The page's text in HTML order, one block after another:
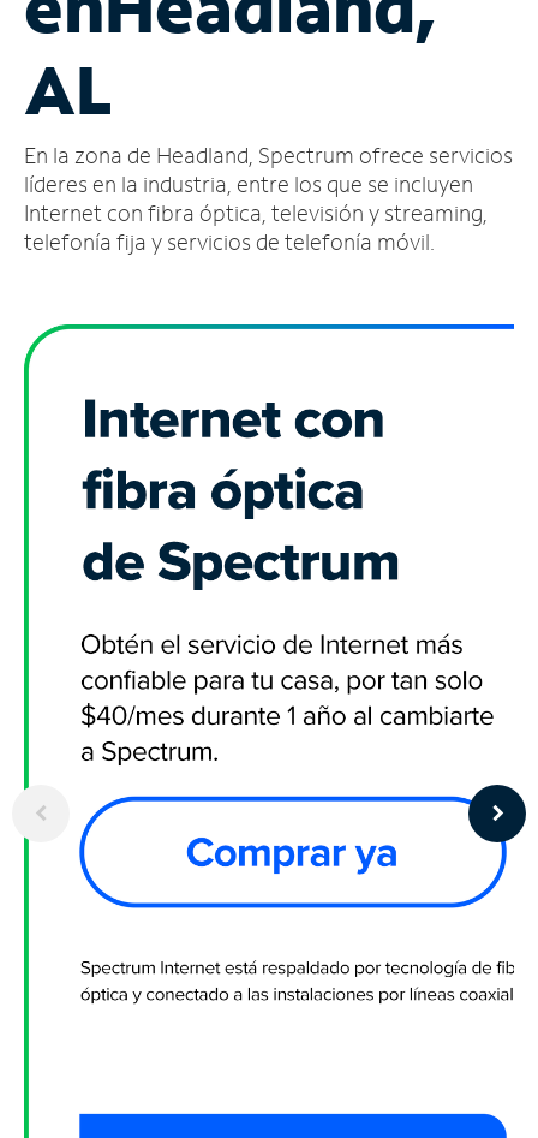
cuenta
Encuentra
tienda
AL
En la zona de Headland, Spectrum ofrece servicios
líderes en la industria, entre los que se incluyen
Internet con fibra óptica, televisión y streaming,
telefonía fija y servicios de telefonía móvil.